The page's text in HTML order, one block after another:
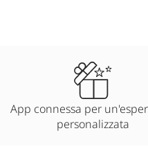
App connessa per
personalizzata